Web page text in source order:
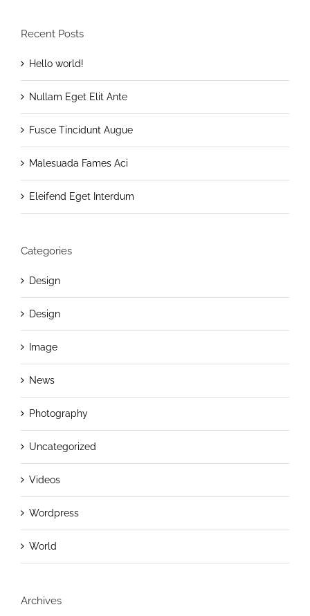
Recent Posts
Hello world!
Nullam Eget Elit Ante
Fusce Tincidunt Augue
Malesuada Fames Aci
Eleifend Eget Interdum
Categories
Design
Design
Image
News
Photography
Uncategorized
Videos
Wordpress
World
Archives